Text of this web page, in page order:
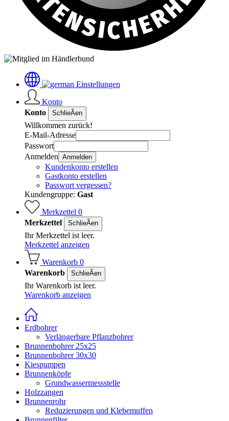
Einstellungen
Konto
Konto
SchlieÃen
Willkommen zurück!
E-Mail-Adresse
Passwort
Anmelden Anmelden
Kundenkonto erstellen
Gastkonto erstellen
Passwort vergessen?
Kundengruppe: Gast
Merkzettel 0
Merkzettel
SchlieÃen
Ihr Merkzettel ist leer.
Merkzettel anzeigen
Warenkorb 0
Warenkorb
SchlieÃen
Ihr Warenkorb ist leer.
Warenkorb anzeigen
Erdbohrer
Verlängerbare Pflanzbohrer
Brunnenbohrer 25x25
Brunnenbohrer 30x30
Kiespumpen
Brunnenköpfe
Grundwassermessstelle
Holzzangen
Brunnenrohr
Reduzierungen und Klebemuffen